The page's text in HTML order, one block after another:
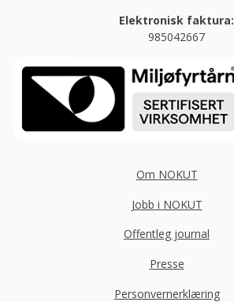
Elektronisk faktura:
985042667
Om NOKUT
Jobb i NOKUT
Offentleg journal
Presse
Personvernerklæring